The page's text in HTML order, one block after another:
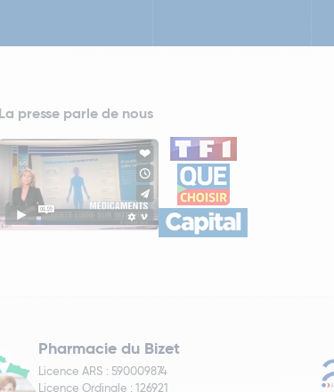
La presse parle de nous
Pharmacie du Bizet
Licence ARS : 590009874
Licence Ordinale : 126921